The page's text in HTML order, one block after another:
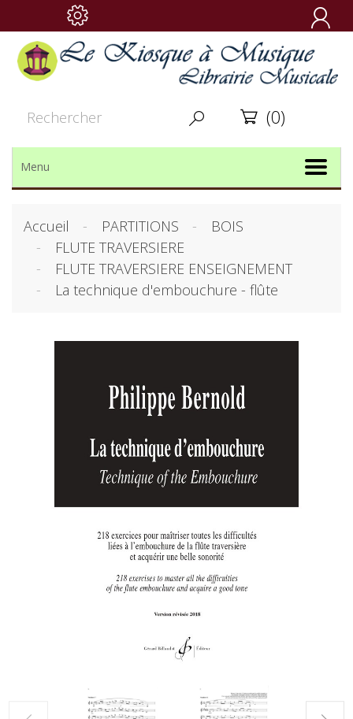

  (0)
Menu
Accueil PARTITIONS
BOIS
FLUTE TRAVERSIERE
FLUTE TRAVERSIERE ENSEIGNEMENT
La technique d'embouchure - flûte